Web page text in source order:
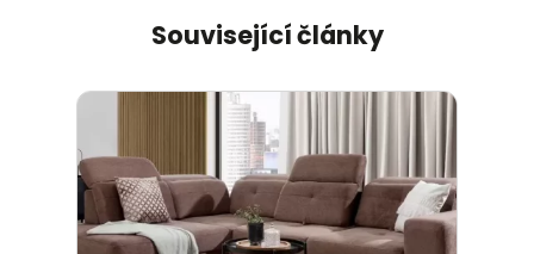
Související články